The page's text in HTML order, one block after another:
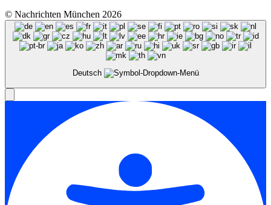
© Nachrichten München 2026
Deutsch